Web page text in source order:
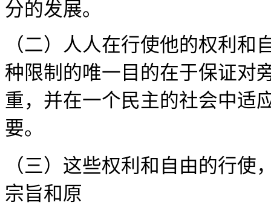
分的发
（二）人人在行使他的权利
种限制的唯一目的在于保证对
重，并在一个民主的社会中适
要
（三）这些权利和自由的行
宗旨和原